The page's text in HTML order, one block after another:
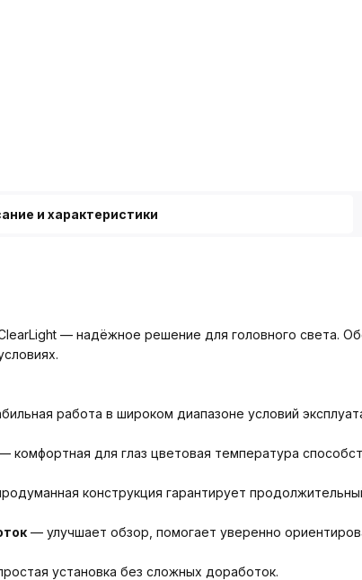
и характеристики
— надёжное решение для головного света.
работа в широком диапазоне условий
комфортная для глаз цветовая температура
конструкция гарантирует
— улучшает обзор, помогает уверенно
установка без сложных доработок.